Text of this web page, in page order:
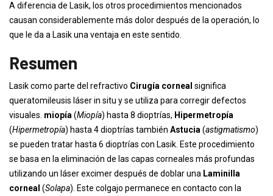
A diferencia de Lasik, los otros procedimientos mencionados
causan considerablemente más dolor después de la operación, lo
que le da a Lasik una ventaja en este sentido.
Resumen
Lasik como parte del refractivo Cirugía corneal significa
queratomileusis láser in situ y se utiliza para corregir defectos
visuales. miopía (Miopía) hasta 8 dioptrías, Hipermetropía
(Hipermetropía) hasta 4 dioptrías también Astucia (astigmatismo)
se pueden tratar hasta 6 dioptrías con Lasik. Este procedimiento
se basa en la eliminación de las capas corneales más profundas
utilizando un láser excimer después de doblar una Laminilla
corneal (Solapa). Este colgajo permanece en contacto con la